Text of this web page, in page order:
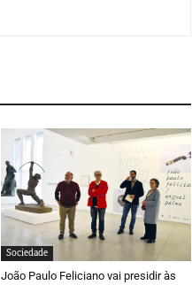
Sociedade
João Paulo Feliciano vai presidir às